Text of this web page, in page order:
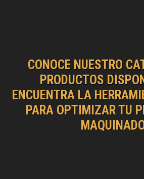
CONOCE NUESTRO
PRODUCTOS
ENCUENTRA LA
PARA OPTIMIZAR TU